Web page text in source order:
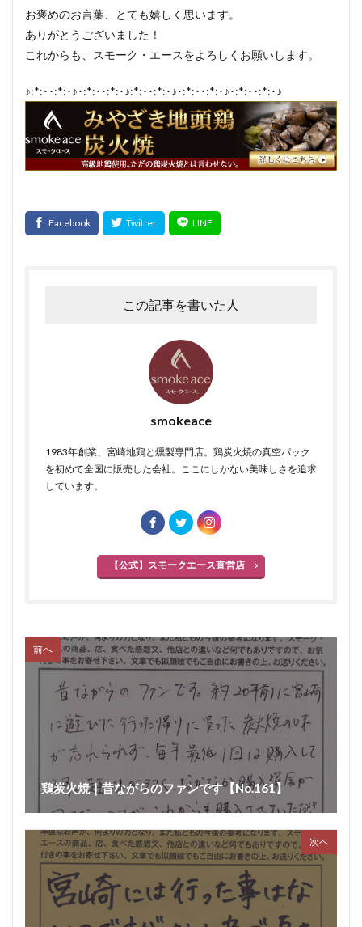
お褒めのお言葉、とても嬉しく思います。
ありがとうございました！
これからも、スモーク・エースをよろしくお願いします。
♪:*:･･:*:･♪･:*:･･:*:･♪:*:･･:*:･♪･:*:･･:*:･♪･:*:･･:*:･♪
この記事を書いた人
smokeace
1983年創業、宮崎地鶏と燻製専門店。鶏炭火焼の真空パック
を初めて全国に販売した会社。ここにしかない美味しさを追求
しています。
【公式】スモークエース直営店
前へ
鶏炭火焼｜昔ながらのファンです【No.161】
次へ